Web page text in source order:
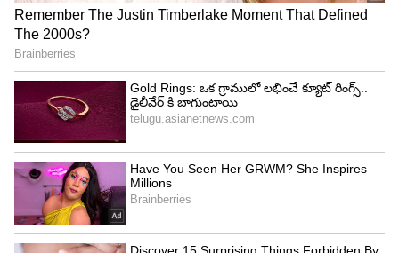
Image Credit : Getty
జరిగే నష్టాలు ఇవే
అయితే పిడుగు పడటం వల్ల విమానానికి ఎలాంటి ప్రభావం
ఉండదని పూర్తిగా చెప్పలేం. కొన్ని సందర్భాల్లో విమానం
రెక్కలు విరిగిపోవచ్చు లేదా ముక్కు భాగం లో మంటలు
అంటుకోవచ్చు. ఒక్కొక్కసారి నావిగేషన్ వ్యవస్థలు,